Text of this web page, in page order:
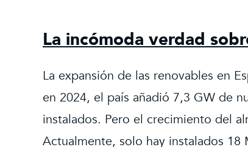
La incómoda verdad
La expansión de las renovables en
en 2024, el país añadió 7,3 GW de
instalados. Pero el crecimiento del
Actualmente, solo hay instalados